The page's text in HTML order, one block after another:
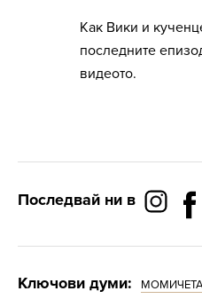
Как Вики и
последните
видеото.
Последвай ни в
Ключови думи: